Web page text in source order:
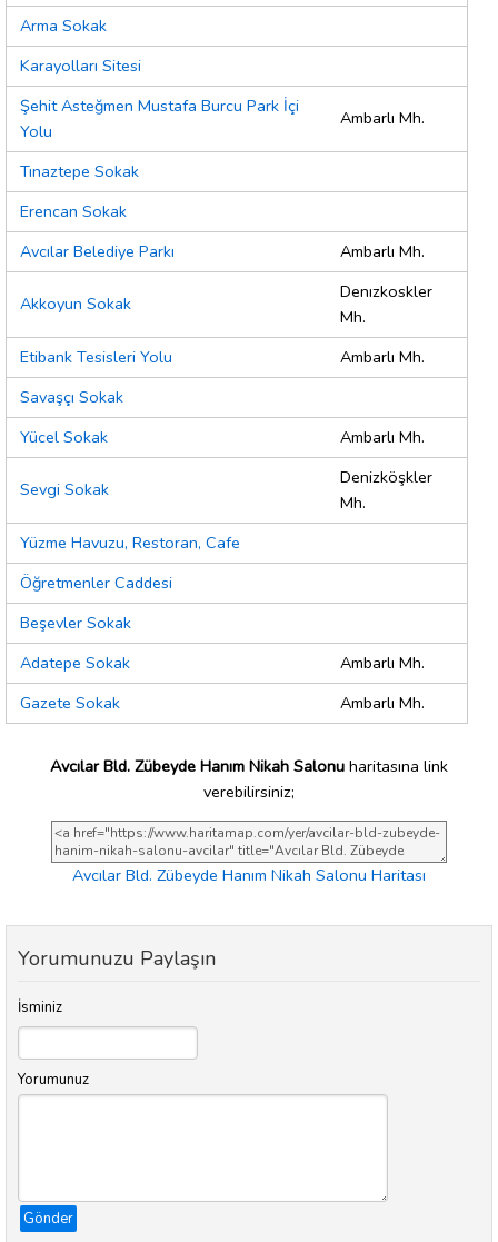
Arma Sokak
Karayolları Sitesi
Şehit Asteğmen Mustafa Burcu Park İçi
Yolu
Ambarlı Mh.
Tınaztepe Sokak
Erencan Sokak
Avcılar Belediye Parkı
Ambarlı Mh.
Akkoyun Sokak
Denızkoskler
Mh.
Etibank Tesisleri Yolu
Ambarlı Mh.
Savaşçı Sokak
Yücel Sokak
Ambarlı Mh.
Sevgi Sokak
Denizköşkler
Mh.
Yüzme Havuzu, Restoran, Cafe
Öğretmenler Caddesi
Beşevler Sokak
Adatepe Sokak
Ambarlı Mh.
Gazete Sokak
Ambarlı Mh.
Avcılar Bld. Zübeyde Hanım Nikah Salonu haritasına link
verebilirsiniz;
Avcılar Bld. Zübeyde Hanım Nikah Salonu Haritası
Yorumunuzu Paylaşın
İsminiz
Yorumunuz
Gönder